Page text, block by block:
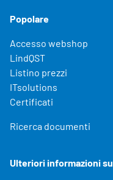
Popolare
Accesso webshop
LindQST
Listino prezzi
ITsolutions
Certificati
Ricerca documenti
Ulteriori informazioni su